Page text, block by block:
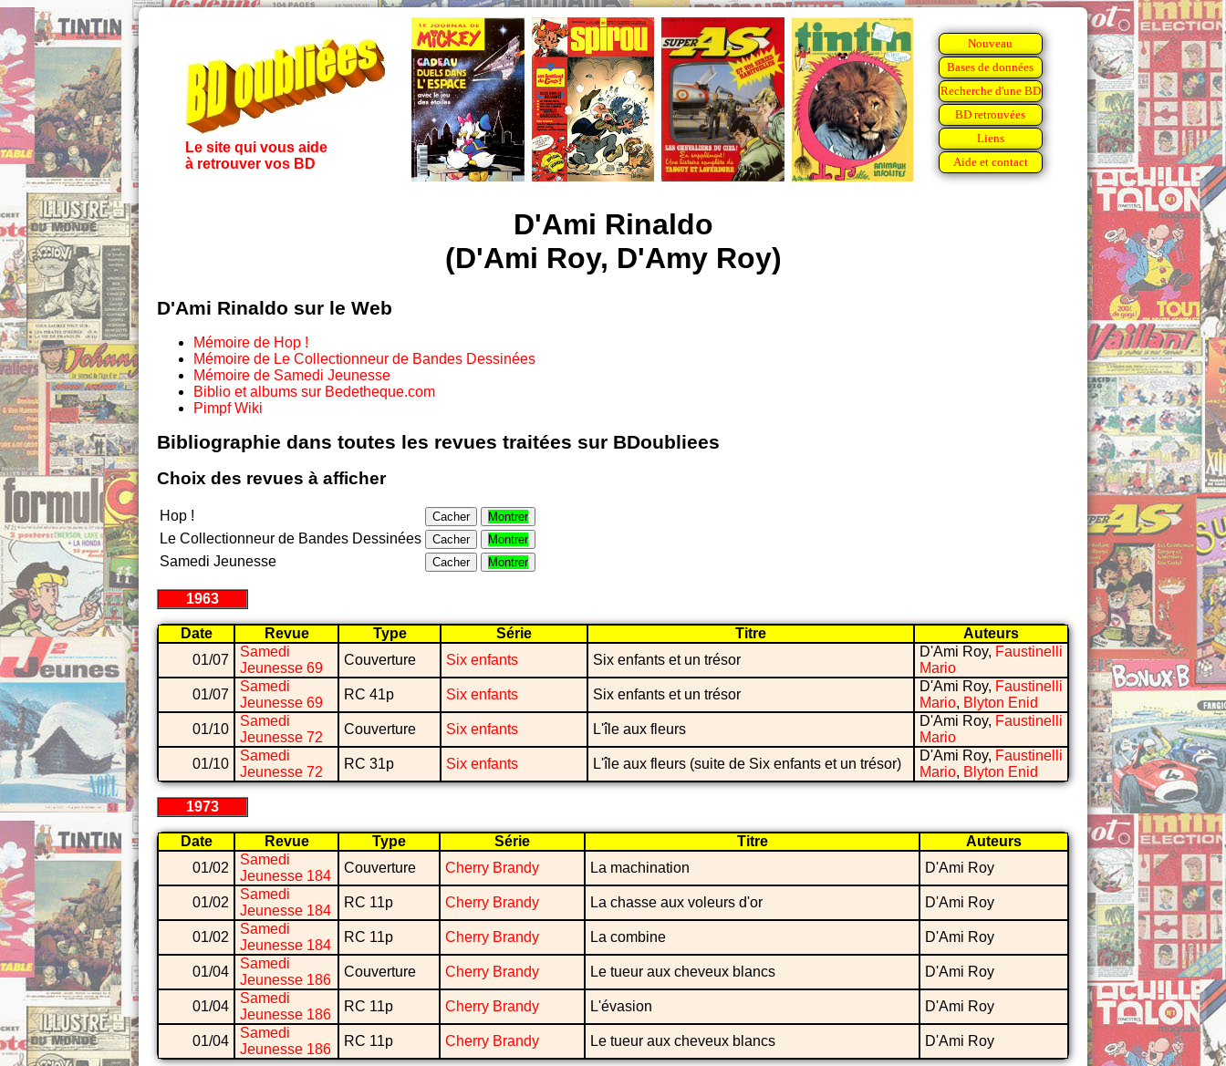
Le site qui vous aide
à retrouver vos BD
Nouveau
Bases de données
Recherche d'une BD
BD retrouvées
Liens
Aide et contact
D'Ami Rinaldo
(D'Ami Roy, D'Amy Roy)
D'Ami Rinaldo sur le Web
Mémoire de Hop !
Mémoire de Le Collectionneur de Bandes Dessinées
Mémoire de Samedi Jeunesse
Biblio et albums sur Bedetheque.com
Pimpf Wiki
Bibliographie dans toutes les revues traitées sur BDoubliees
Choix des revues à afficher
Hop ! Cacher Montrer
Le Collectionneur de Bandes Dessinées Cacher Montrer
Samedi Jeunesse Cacher Montrer
1963
Date Revue Type Série Titre
Auteurs
01/07
Samedi
Jeunesse 69
Couverture Six enfants Six enfants et un trésor
D'Ami Roy, Faustinelli
Mario
01/07
Samedi
Jeunesse 69
RC 41p Six enfants Six enfants et un trésor
D'Ami Roy, Faustinelli
Mario, Blyton Enid
01/10
Samedi
Jeunesse 72
Couverture Six enfants L'île aux fleurs
D'Ami Roy, Faustinelli
Mario
01/10
Samedi
Jeunesse 72
RC 31p Six enfants L'île aux fleurs (suite de Six enfants et un trésor)
D'Ami Roy, Faustinelli
Mario, Blyton Enid
1973
Date Revue Type Série Titre
Auteurs
01/02
Samedi
Jeunesse 184
Couverture Cherry Brandy La machination D'Ami Roy
01/02
Samedi
Jeunesse 184
RC 11p Cherry Brandy La chasse aux voleurs d'or D'Ami Roy
01/02
Samedi
Jeunesse 184
RC 11p Cherry Brandy La combine D'Ami Roy
01/04
Samedi
Jeunesse 186
Couverture Cherry Brandy Le tueur aux cheveux blancs D'Ami Roy
01/04
Samedi
Jeunesse 186
RC 11p Cherry Brandy L'évasion D'Ami Roy
01/04
Samedi
Jeunesse 186
RC 11p Cherry Brandy Le tueur aux cheveux blancs D'Ami Roy